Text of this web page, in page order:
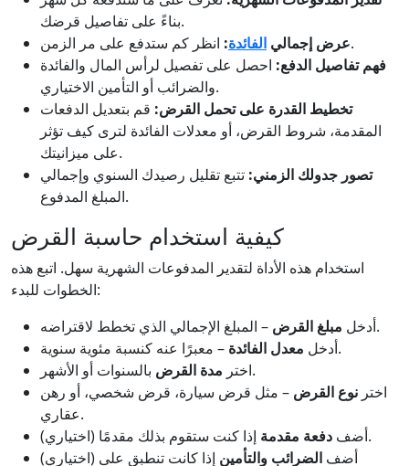
بناءً على تفاصيل قرضك.
عرض إجمالي الفائدة:
انظر كم ستدفع على مر الزمن.
فهم تفاصيل الدفع: احصل على تفصيل لرأس المال والفائدة
والضرائب أو التأمين الاختياري.
تخطيط القدرة على تحمل القرض: قم بتعديل الدفعات
المقدمة، شروط القرض، أو معدلات الفائدة لترى كيف تؤثر
على ميزانيتك.
تصور جدولك الزمني: تتبع تقليل رصيدك السنوي وإجمالي
المبلغ المدفوع.
كيفية استخدام حاسبة القرض
استخدام هذه الأداة لتقدير المدفوعات الشهرية سهل. اتبع هذه
الخطوات للبدء:
أدخل مبلغ القرض
– المبلغ الإجمالي الذي تخطط لاقتراضه.
أدخل معدل الفائدة
– معبرًا عنه كنسبة مئوية سنوية.
اختر مدة القرض
بالسنوات أو الأشهر.
اختر نوع القرض – مثل قرض سيارة، قرض شخصي، أو رهن
عقاري.
(اختياري) أضف دفعة مقدمة
إذا كنت ستقوم بذلك مقدمًا.
(اختياري) أضف الضرائب والتأمين إذا كانت تنطبق على